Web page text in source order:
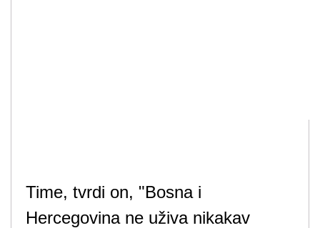
Time, tvrdi on, "Bosna i
Hercegovina ne uživa nikakav